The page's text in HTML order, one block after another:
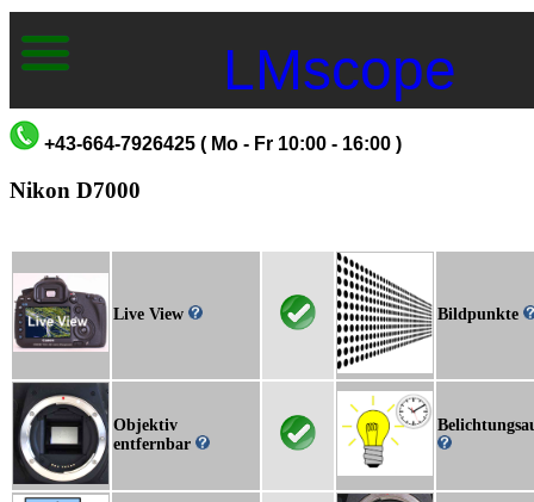
LMscope
+43-664-7926425 ( Mo - Fr 10:00 - 16:00 )
Nikon D7000
Live View Bildpunkte
Objektiv
entfernbar